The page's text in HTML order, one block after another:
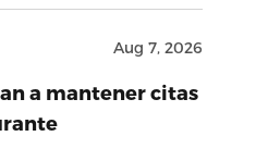
Aug 7, 2026
a mantener citas